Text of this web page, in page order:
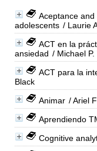
Aceptance
adolescents / Laurie
ACT en la
ansiedad / Michael P.
ACT para la
Black
Animar / Ariel
Aprendiendo
Cognitive